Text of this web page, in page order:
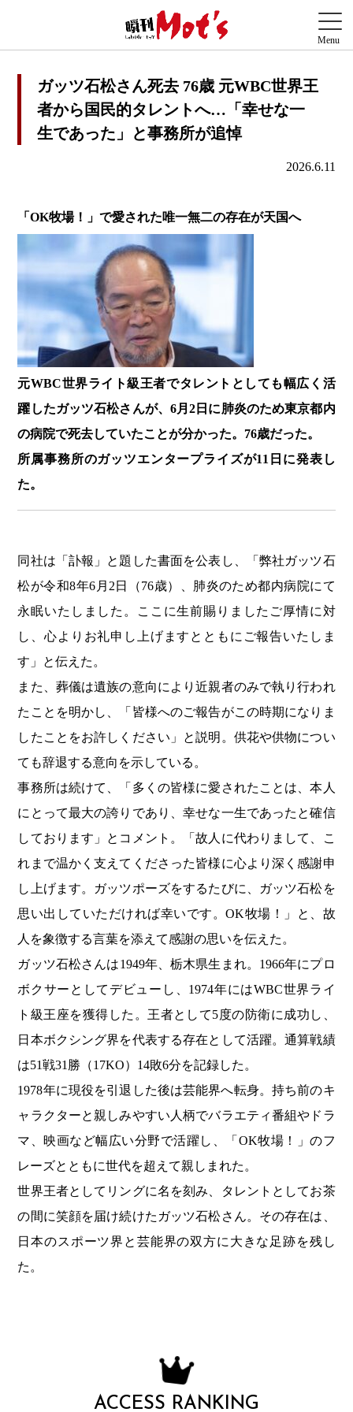
ガッツ石松さん死去 76歳 元WBC世界王
者から国民的タレントへ…「幸せな一
生であった」と事務所が追悼
2026.6.11
「OK牧場！」で愛された唯一無二の存在が天国へ
元WBC世界ライト級王者でタレントとしても幅広く活
躍したガッツ石松さんが、6月2日に肺炎のため東京都内
の病院で死去していたことが分かった。76歳だった。
所属事務所のガッツエンタープライズが11日に発表し
た。
同社は「訃報」と題した書面を公表し、「弊社ガッツ石
松が令和8年6月2日（76歳）、肺炎のため都内病院にて
永眠いたしました。ここに生前賜りましたご厚情に対
し、心よりお礼申し上げますとともにご報告いたしま
す」と伝えた。
また、葬儀は遺族の意向により近親者のみで執り行われ
たことを明かし、「皆様へのご報告がこの時期になりま
したことをお許しください」と説明。供花や供物につい
ても辞退する意向を示している。
事務所は続けて、「多くの皆様に愛されたことは、本人
にとって最大の誇りであり、幸せな一生であったと確信
しております」とコメント。「故人に代わりまして、こ
れまで温かく支えてくださった皆様に心より深く感謝申
し上げます。ガッツポーズをするたびに、ガッツ石松を
思い出していただければ幸いです。OK牧場！」と、故
人を象徴する言葉を添えて感謝の思いを伝えた。
ガッツ石松さんは1949年、栃木県生まれ。1966年にプロ
ボクサーとしてデビューし、1974年にはWBC世界ライ
ト級王座を獲得した。王者として5度の防衛に成功し、
日本ボクシング界を代表する存在として活躍。通算戦績
は51戦31勝（17KO）14敗6分を記録した。
1978年に現役を引退した後は芸能界へ転身。持ち前のキ
ャラクターと親しみやすい人柄でバラエティ番組やドラ
マ、映画など幅広い分野で活躍し、「OK牧場！」のフ
レーズとともに世代を超えて親しまれた。
世界王者としてリングに名を刻み、タレントとしてお茶
の間に笑顔を届け続けたガッツ石松さん。その存在は、
日本のスポーツ界と芸能界の双方に大きな足跡を残し
た。
ACCESS RANKING